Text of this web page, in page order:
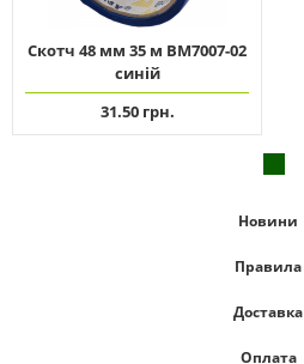
Скотч 48 мм 35 м ВМ7007-02
синій
31.50 грн.
Новини
Правила
Доставка
Оплата